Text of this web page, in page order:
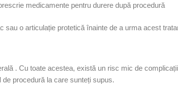
medicamente pentru durere după procedură
sau o articulație protetică înainte de a urma acest
. Cu toate acestea, există un risc mic de
procedură la care sunteți supus.